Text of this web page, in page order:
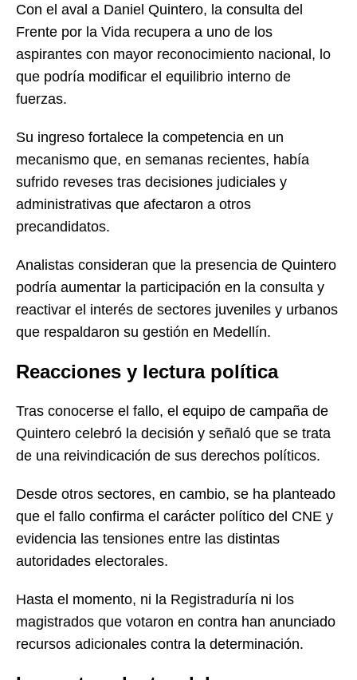
Con el aval a Daniel Quintero, la consulta del
Frente por la Vida recupera a uno de los
aspirantes con mayor reconocimiento nacional, lo
que podría modificar el equilibrio interno de
fuerzas.
Su ingreso fortalece la competencia en un
mecanismo que, en semanas recientes, había
sufrido reveses tras decisiones judiciales y
administrativas que afectaron a otros
precandidatos.
Analistas consideran que la presencia de Quintero
podría aumentar la participación en la consulta y
reactivar el interés de sectores juveniles y urbanos
que respaldaron su gestión en Medellín.
Reacciones y lectura política
Tras conocerse el fallo, el equipo de campaña de
Quintero celebró la decisión y señaló que se trata
de una reivindicación de sus derechos políticos.
Desde otros sectores, en cambio, se ha planteado
que el fallo confirma el carácter político del CNE y
evidencia las tensiones entre las distintas
autoridades electorales.
Hasta el momento, ni la Registraduría ni los
magistrados que votaron en contra han anunciado
recursos adicionales contra la determinación.